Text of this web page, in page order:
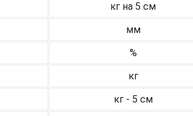
кг на 5 см
мм
%
кг
кг - 5 см